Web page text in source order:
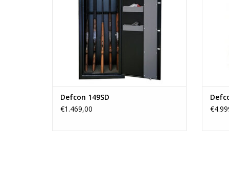
TOEVOEGEN AAN WINKELWAGEN
Defcon 149SD
€1.469,00